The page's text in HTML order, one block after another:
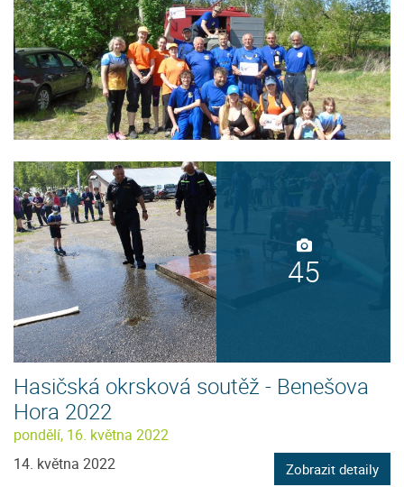
45
Hasičská okrsková soutěž - Benešova
Hora 2022
pondělí, 16. května 2022
14. května 2022
Zobrazit detaily